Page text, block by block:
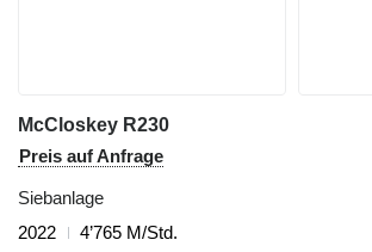
McCloskey R230
Preis auf Anfrage
Siebanlage
2022
4’765 M/Std.